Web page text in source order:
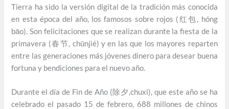
Tierra ha sido la versión digital de la tradición más conocida
en esta época del año, los famosos sobre rojos (红包, hóng
bāo). Son felicitaciones que se realizan durante la fiesta de la
primavera (春节, chūnjié) y en las que los mayores reparten
entre las generaciones más jóvenes dinero para desear buena
fortuna y bendiciones para el nuevo año.
Durante el día de Fin de Año (除夕,chuxi), que este año se ha
celebrado el pasado 15 de febrero, 688 millones de chinos